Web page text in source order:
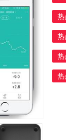
热
热
热
热